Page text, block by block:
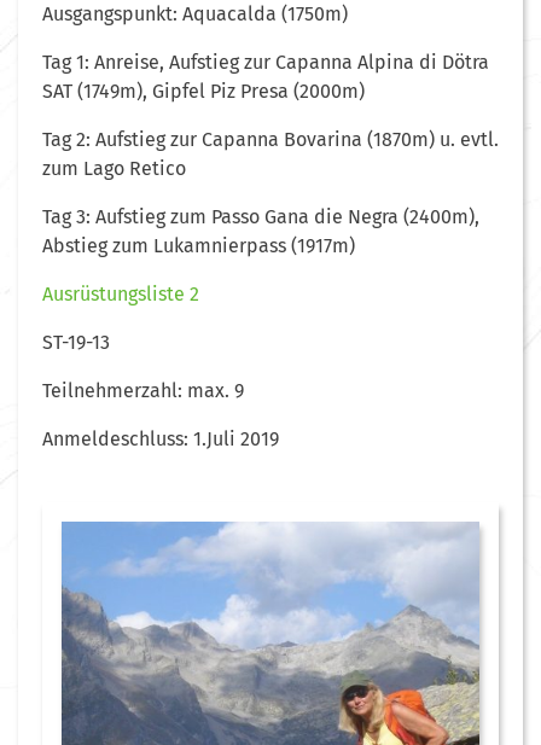
Ausgangspunkt: Aquacalda (1750m)
Tag 1: Anreise, Aufstieg zur Capanna Alpina di Dötra
SAT (1749m), Gipfel Piz Presa (2000m)
Tag 2: Aufstieg zur Capanna Bovarina (1870m) u. evtl.
zum Lago Retico
Tag 3: Aufstieg zum Passo Gana die Negra (2400m),
Abstieg zum Lukamnierpass (1917m)
Ausrüstungsliste 2
ST-19-13
Teilnehmerzahl: max. 9
Anmeldeschluss: 1.Juli 2019